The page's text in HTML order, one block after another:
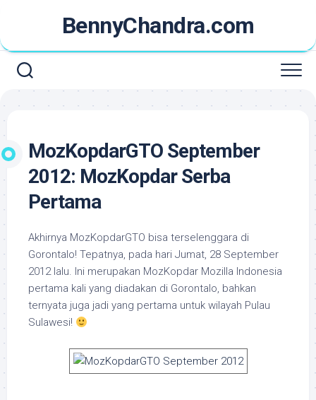
content
BennyChandra.com
MozKopdarGTO September
2012: MozKopdar Serba
Pertama
Akhirnya MozKopdarGTO bisa terselenggara di
Gorontalo! Tepatnya, pada hari Jumat, 28 September
2012 lalu. Ini merupakan MozKopdar Mozilla Indonesia
pertama kali yang diadakan di Gorontalo, bahkan
ternyata juga jadi yang pertama untuk wilayah Pulau
Sulawesi!